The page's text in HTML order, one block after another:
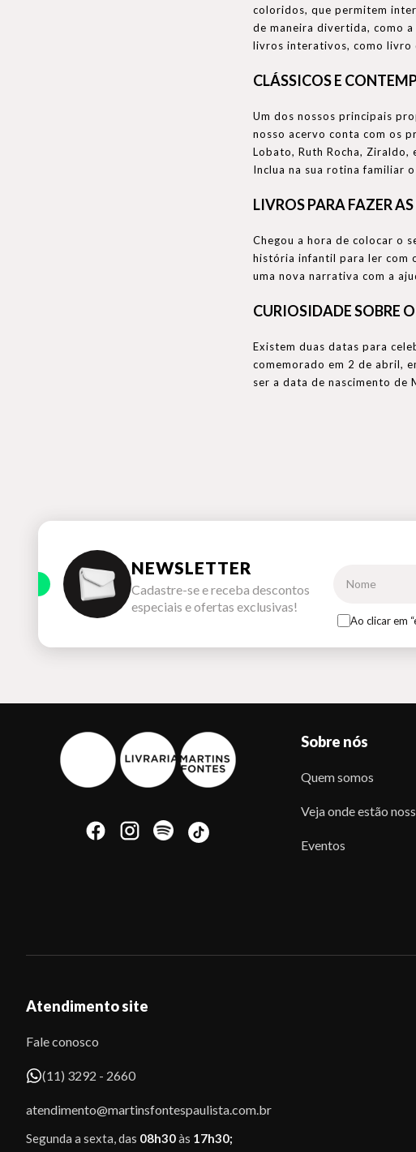
coloridos, que permitem
de maneira divertida, como
livros interativos, como livro
CLÁSSICOS E
Um dos nossos principais
nosso acervo conta com os
Lobato, Ruth Rocha, Ziraldo,
Inclua na sua rotina familiar
LIVROS PARA FAZER
Chegou a hora de colocar o
história infantil para ler com
uma nova narrativa com a
CURIOSIDADE SOBRE
Existem duas datas para
comemorado em 2 de abril,
ser a data de nascimento de
NEWSLETTER
Cadastre-se e receba descontos
especiais e ofertas exclusivas!
Ao clicar em
Sobre nós
Quem somos
Veja onde estão
Eventos
Atendimento site
Fale conosco
(11) 3292 - 2660
atendimento@martinsfontespaulista.com.br
Segunda a sexta, das 08h30às 17h30;